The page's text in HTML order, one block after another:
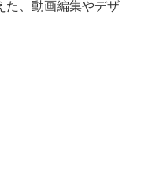
た、動画編集やデザ